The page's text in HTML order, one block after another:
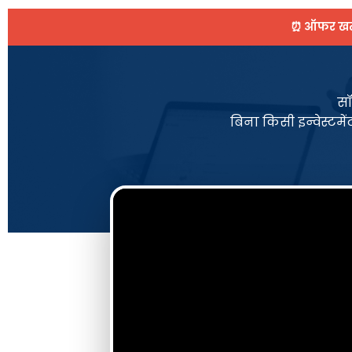
⏰ ऑफर
बिना किसी